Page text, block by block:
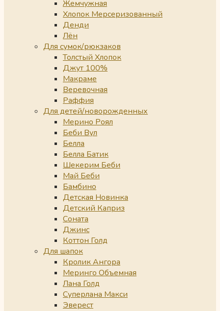
Жемчужная
Хлопок Мерсеризованный
Денди
Лён
Для сумок/рюкзаков
Толстый Хлопок
Джут 100%
Макраме
Веревочная
Раффия
Для детей/новорожденных
Мерино Роял
Беби Вул
Белла
Белла Батик
Шекерим Беби
Май Беби
Бамбино
Детская Новинка
Детский Каприз
Соната
Джинс
Коттон Голд
Для шапок
Кролик Ангора
Меринго Объемная
Лана Голд
Суперлана Макси
Эверест